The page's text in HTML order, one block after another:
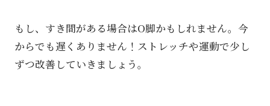
もし、すき間がある場合はO脚かもしれません。今
からでも遅くありません！ストレッチや運動で少し
ずつ改善していきましょう。